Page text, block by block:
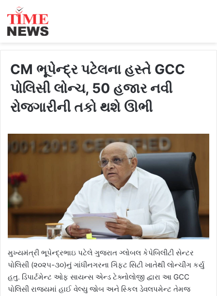
CM ભૂપેન્દ્ર પટેલના હસ્તે GCC
પોલિસી લોન્ચ, 50 હજાર નવી
રોજગારીની તકો થશે ઊભી
મુખ્યમંત્રી ભૂપેન્દ્રભાઇ પટેલે ગુજરાત ગ્લોબલ કેપેબિલીટી સેન્ટર
પોલિસી (૨૦૨૫-૩૦)નું ગાંધીનગરના ગિફ્ટ સિટી ખાતેથી લોન્ચીંગ કર્યુ
હતુ. ડિપાર્ટમેન્ટ ઓફ સાયન્સ એન્ડ ટેક્નોલોજી દ્વારા આ GCC
પોલિસી રાજ્યમાં હાઈ વેલ્યુ જોબ અને સ્કિલ ડેવલપમેન્ટ તેમજ